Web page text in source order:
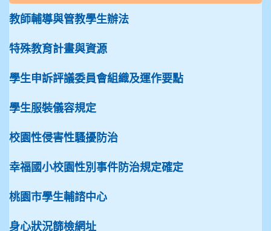
教師輔導與管教學生辦法
特殊教育計畫與資源
學生申訴評議委員會組織及運作要點
學生服裝儀容規定
校園性侵害性騷擾防治
幸福國小校園性別事件防治規定確定
桃園市學生輔諮中心
身心狀況篩檢網址